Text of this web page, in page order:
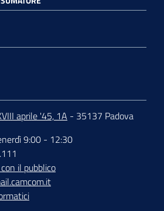
aprile '45, 1A - 35137 Padova
9:00 - 12:30
il pubblico